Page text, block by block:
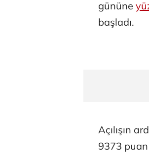
gününe
başladı.
Açılışın
9373